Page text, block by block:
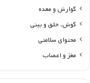
گوارش و معده
گوش، حلق و بینی
محتوای سلامتی
مغز و اعصاب